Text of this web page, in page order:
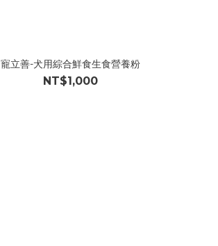
寵立善-犬用綜合鮮食生食營養粉
NT$1,000